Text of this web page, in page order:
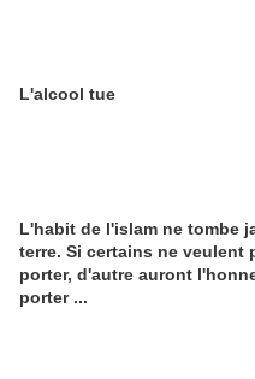
L'alcool tue
L'habit de l'islam ne tombe
terre. Si certains ne veulent
porter, d'autre auront
porter ...